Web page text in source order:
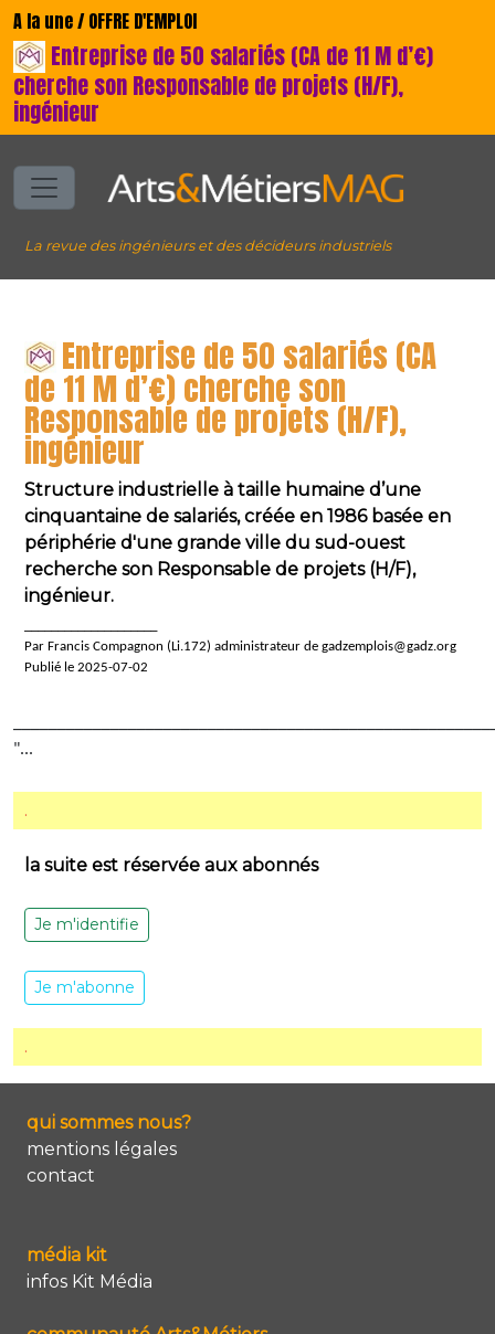
A la une / OFFRE D'EMPLOI
Entreprise de 50 salariés (CA de 11 M d’€)
cherche son Responsable de projets (H/F),
ingénieur
La revue des ingénieurs et des décideurs industriels
Entreprise de 50 salariés (CA
de 11 M d’€) cherche son
Responsable de projets (H/F),
ingénieur
Structure industrielle à taille humaine d’une
cinquantaine de salariés, créée en 1986 basée en
périphérie d'une grande ville du sud-ouest
recherche son Responsable de projets (H/F),
ingénieur.
Par Francis Compagnon (Li.172) administrateur de gadzemplois@gadz.org
Publié le 2025-07-02
"...
.
la suite est réservée aux abonnés
Je m'identifie
Je m'abonne
.
qui sommes nous?
mentions légales
contact
média kit
infos Kit Média